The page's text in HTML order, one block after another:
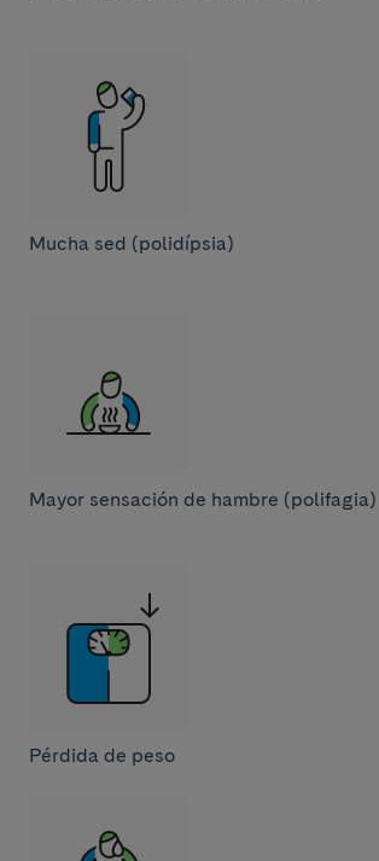
Mucha sed (polidípsia)
Mayor sensación de hambre (polifagia)
Pérdida de peso